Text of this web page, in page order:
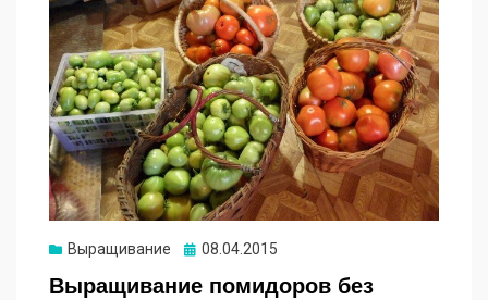
Выращивание Опубликовано
08.04.2015
Выращивание помидоров без